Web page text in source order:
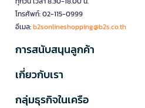
โทรศัพท์: 02-115-0999
อีเมล:b2sonlineshopping@b2s.co.th
การสนับสนุนลูกค้า
เกี่ยวกับเรา
กลุ่มธุรกิจในเครือ